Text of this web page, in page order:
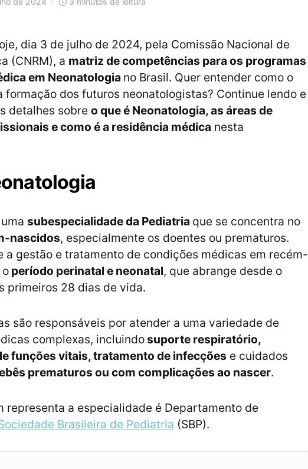
dia 3 de julho de 2024, pela Comissão Nacional de
(CNRM), a matriz de competências para os programas
em Neonatologia no Brasil. Quer entender como o
formação dos futuros neonatologistas? Continue lendo e
detalhes sobre o que é Neonatologia, as áreas de
e como é a residência médica nesta
subespecialidade da Pediatria que se concentra no
nascidos, especialmente os doentes ou prematuros.
a gestão e tratamento de condições médicas em recém-
período perinatal e neonatal, que abrange desde o
primeiros 28 dias de vida.
são responsáveis por atender a uma variedade de
complexas, incluindosuporte respiratório,
funções vitais, tratamento de infecções e cuidados
prematuros ou com complicações ao nascer.
representa a especialidade é Departamento de
Brasileira de Pediatria (SBP).